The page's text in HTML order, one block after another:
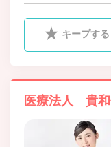
キープする
医療法人 貴和